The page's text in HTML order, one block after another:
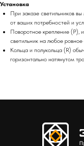
Установка
При заказе светильников
от ваших потребностей и
Поворотное крепление (P),
светильник на любое
Кольца и полукольца (R)
горизонтально натянутом